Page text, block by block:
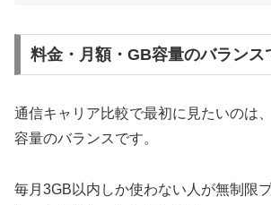
料金・月額・GB容量のバランス
通信キャリア比較で最初に見たいのは
容量のバランスです。
毎月3GB以内しか使わない人が無制限